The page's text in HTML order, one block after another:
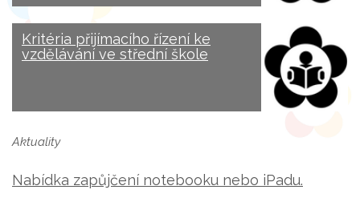
Kritéria přijímacího řízení ke
vzdělávání ve střední škole
Aktuality
Nabídka zapůjčení notebooku nebo iPadu.